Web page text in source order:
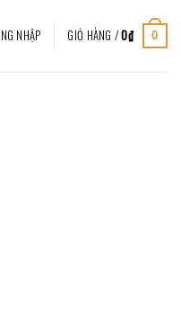
NHẬP GIỎ HÀNG /0₫ 0